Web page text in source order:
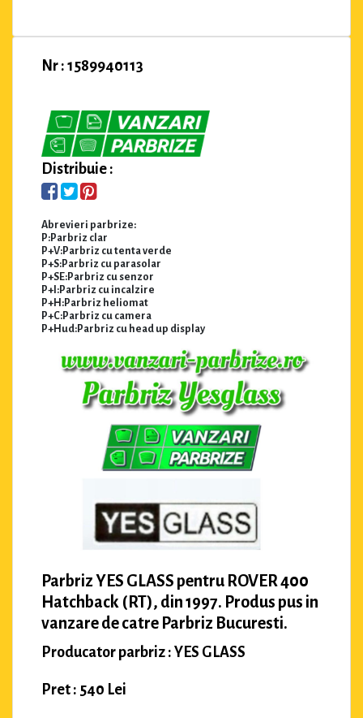
Nr : 1589940113
Distribuie :
Abrevieri parbrize:
P:Parbriz clar
P+V:Parbriz cu tenta verde
P+S:Parbriz cu parasolar
P+SE:Parbriz cu senzor
P+I:Parbriz cu incalzire
P+H:Parbriz heliomat
P+C:Parbriz cu camera
P+Hud:Parbriz cu head up display
Parbriz YES GLASS pentru ROVER 400
Hatchback (RT), din 1997. Produs pus in
vanzare de catre Parbriz Bucuresti.
Producator parbriz : YES GLASS
Pret : 540 Lei